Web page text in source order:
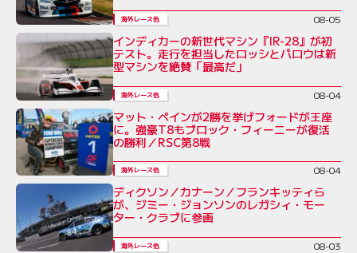
海外レース他 08-05
インディカーの新世代マシン『IR-28』が初
テスト。走行を担当したロッシとパロウは新
型マシンを絶賛「最高だ」
海外レース他 08-04
マット・ペインが2勝を挙げフォードが王座
に。強豪T8もブロック・フィーニーが復活
の勝利／RSC第8戦
海外レース他 08-04
ディクソン／カナーン／フランキッティら
が、ジミー・ジョンソンのレガシィ・モー
ター・クラブに参画
海外レース他 08-03